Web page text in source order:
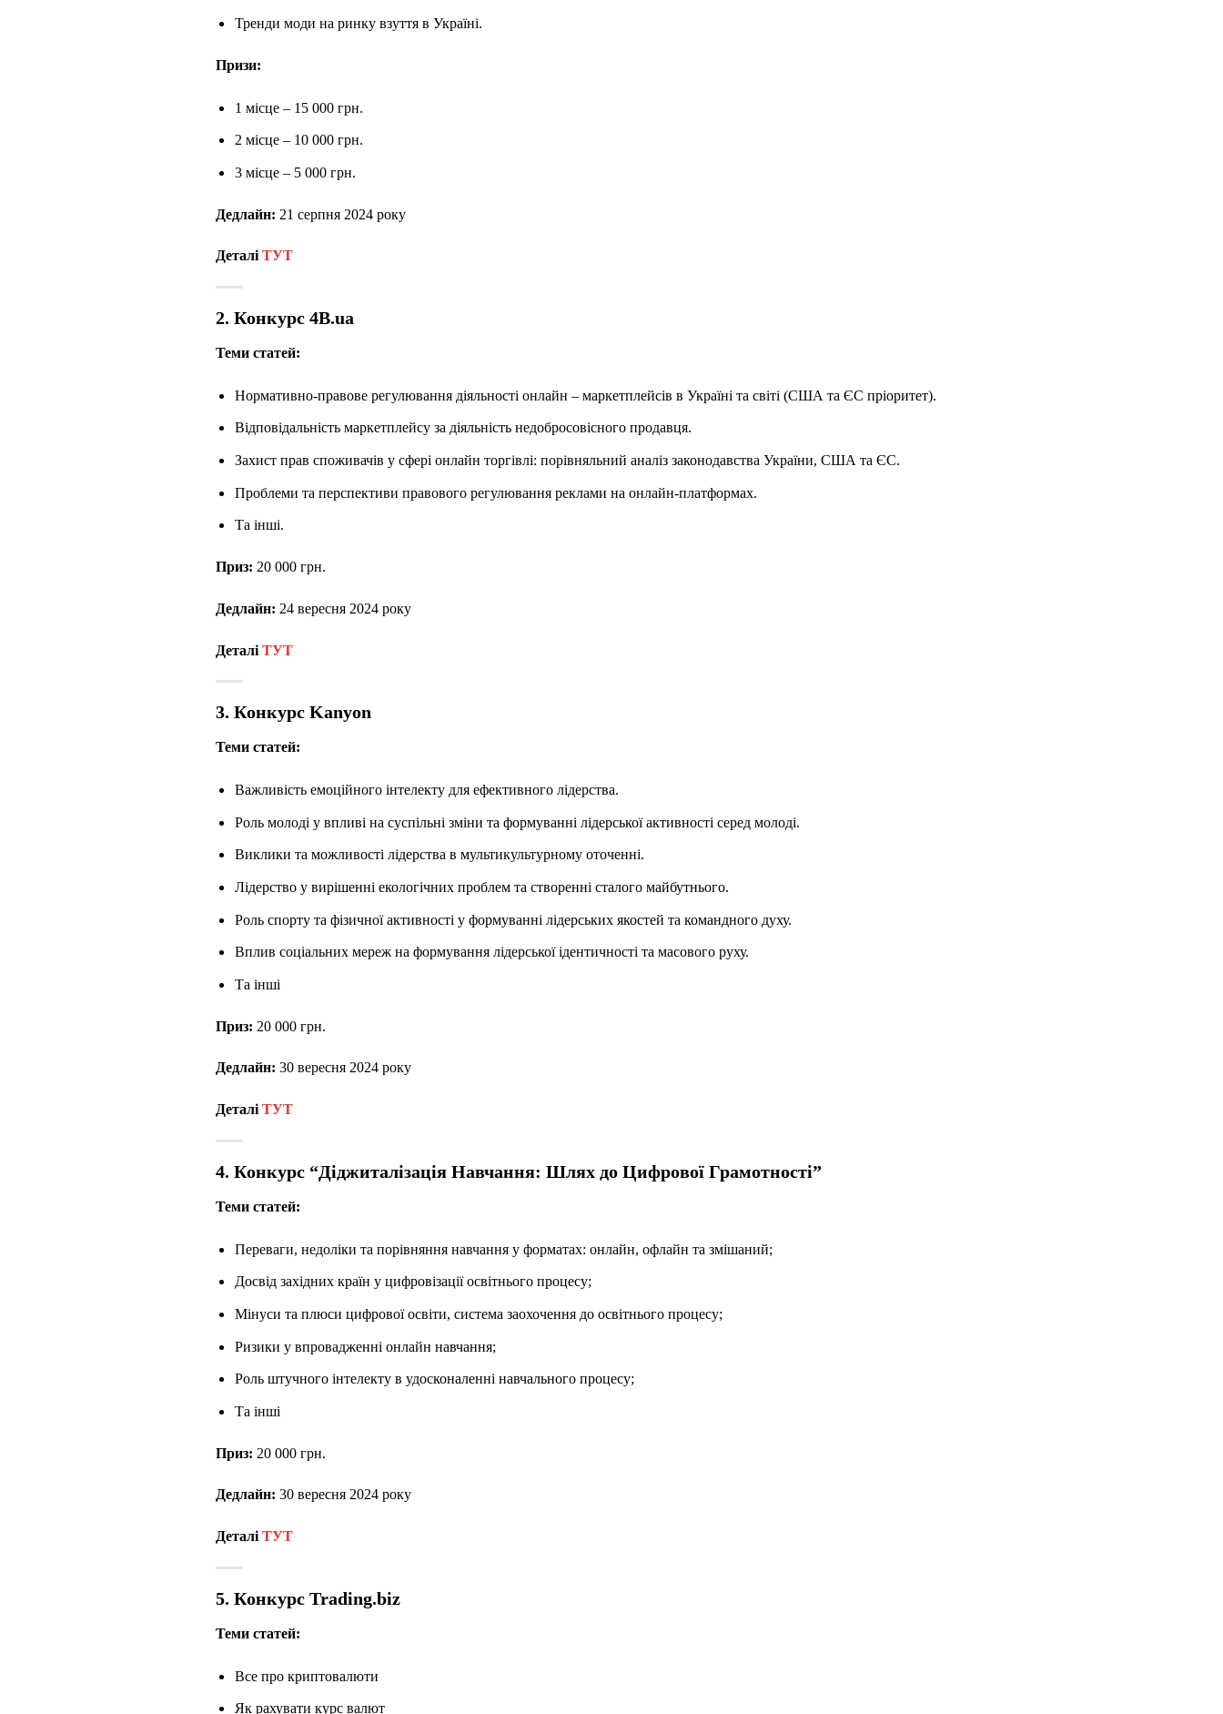
Тренди моди на ринку взуття в Україні.
Призи:
1 місце – 15 000 грн.
2 місце – 10 000 грн.
3 місце – 5 000 грн.
Дедлайн: 21 серпня 2024 року
Деталі ТУТ
2. Конкурс 4B.ua
Теми статей:
Нормативно-правове регулювання діяльності онлайн – маркетплейсів в Україні та світі (США та ЄС пріоритет).
Відповідальність маркетплейсу за діяльність недобросовісного продавця.
Захист прав споживачів у сфері онлайн торгівлі: порівняльний аналіз законодавства України, США та ЄС.
Проблеми та перспективи правового регулювання реклами на онлайн-платформах.
Та інші.
Приз: 20 000 грн.
Дедлайн: 24 вересня 2024 року
Деталі ТУТ
3. Конкурс Kanyon
Теми статей:
Важливість емоційного інтелекту для ефективного лідерства.
Роль молоді у впливі на суспільні зміни та формуванні лідерської активності серед молоді.
Виклики та можливості лідерства в мультикультурному оточенні.
Лідерство у вирішенні екологічних проблем та створенні сталого майбутнього.
Роль спорту та фізичної активності у формуванні лідерських якостей та командного духу.
Вплив соціальних мереж на формування лідерської ідентичності та масового руху.
Та інші
Приз: 20 000 грн.
Дедлайн: 30 вересня 2024 року
Деталі ТУТ
4. Конкурс “Діджиталізація Навчання: Шлях до Цифрової Грамотності”
Теми статей:
Переваги, недоліки та порівняння навчання у форматах: онлайн, офлайн та змішаний;
Досвід західних країн у цифровізації освітнього процесу;
Мінуси та плюси цифрової освіти, система заохочення до освітнього процесу;
Ризики у впровадженні онлайн навчання;
Роль штучного інтелекту в удосконаленні навчального процесу;
Та інші
Приз: 20 000 грн.
Дедлайн: 30 вересня 2024 року
Деталі ТУТ
5. Конкурс Trading.biz
Теми статей:
Все про криптовалюти
Як рахувати курс валют